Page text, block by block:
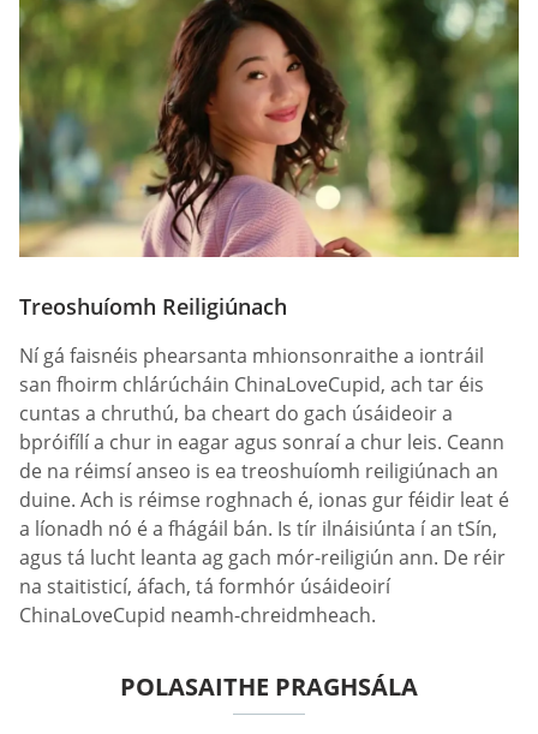
Treoshuíomh Reiligiúnach
Ní gá faisnéis phearsanta mhionsonraithe a iontráil
san fhoirm chlárúcháin ChinaLoveCupid, ach tar éis
cuntas a chruthú, ba cheart do gach úsáideoir a
bpróifílí a chur in eagar agus sonraí a chur leis. Ceann
de na réimsí anseo is ea treoshuíomh reiligiúnach an
duine. Ach is réimse roghnach é, ionas gur féidir leat é
a líonadh nó é a fhágáil bán. Is tír ilnáisiúnta í an tSín,
agus tá lucht leanta ag gach mór-reiligiún ann. De réir
na staitisticí, áfach, tá formhór úsáideoirí
ChinaLoveCupid neamh-chreidmheach.
POLASAITHE PRAGHSÁLA